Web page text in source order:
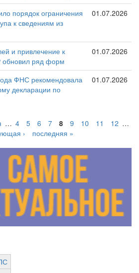
порядок ограничения
к сведениям из
01.07.2026
и привлечение к
обновил ряд форм
01.07.2026
ФНС рекомендовала
декларации по
01.07.2026
… 4 5 6 7 8 9 10 11 12 …
›
последняя »